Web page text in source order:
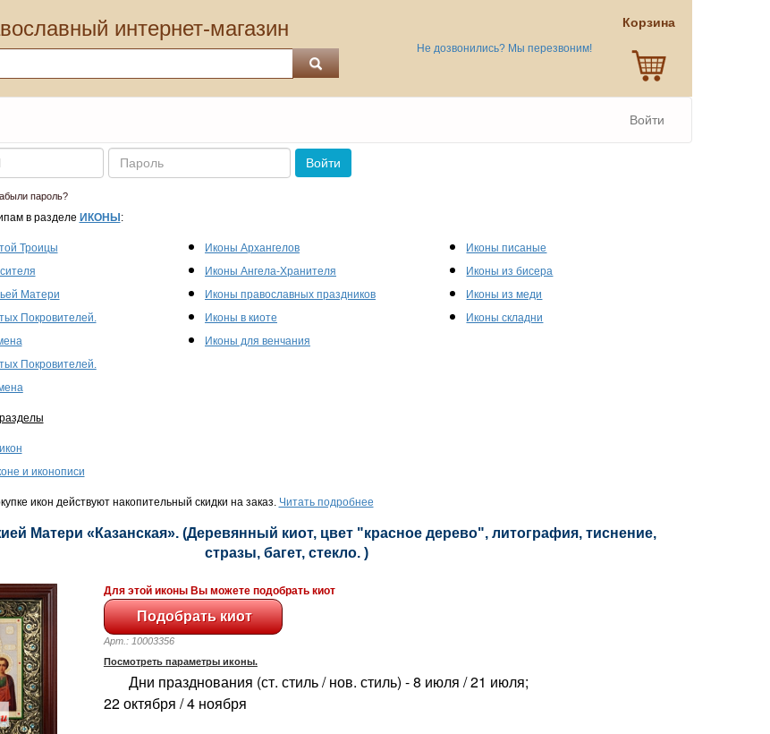
интернет-магазин
Не дозвонились? Мы перезвоним!
Корзина
Войти
Пароль
Войти
пароль?
в разделе ИКОНЫ :
Троицы
Матери
Покровителей.
Покровителей.
Иконы Архангелов
Иконы Ангела-Хранителя
Иконы православных праздников
Иконы в киоте
Иконы для венчания
Иконы писаные
Иконы из бисера
Иконы из меди
Иконы складни
и иконописи
икон действуют накопительный скидки на заказ. Читать подробнее
Матери «Казанская». (Деревянный киот, цвет "красное дерево", литография, тиснение,
стразы, багет, стекло. )
Для этой иконы Вы можете подобрать киот
Арт.: 10003356
Посмотреть параметры иконы.
Дни празднования (ст. стиль / нов. стиль) - 8 июля / 21 июля;
22 октября / 4 ноября